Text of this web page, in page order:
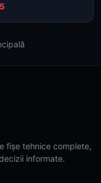
fișe tehnice complete,
informate.